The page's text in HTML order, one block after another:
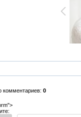
комментариев: 0